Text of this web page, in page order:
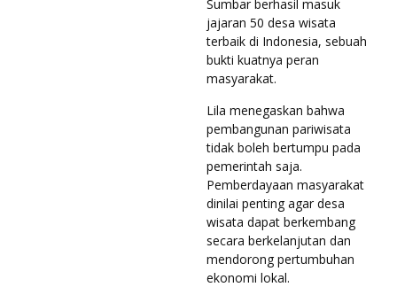
Sumbar berhasil masuk
jajaran 50 desa wisata
terbaik di Indonesia, sebuah
bukti kuatnya peran
masyarakat.
Lila menegaskan bahwa
pembangunan pariwisata
tidak boleh bertumpu pada
pemerintah saja.
Pemberdayaan masyarakat
dinilai penting agar desa
wisata dapat berkembang
secara berkelanjutan dan
mendorong pertumbuhan
ekonomi lokal.